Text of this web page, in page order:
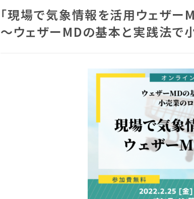
「現場で気象情報を活用ウェザ
～ウェザーMDの基本と実践法で